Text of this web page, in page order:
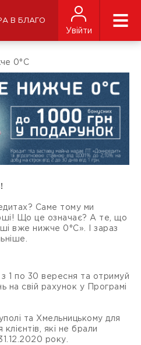
В БЛАГО
Увійти
0°С
Саме тому ми
Що це означає? А те, що
вже нижче 0°С». І зараз
1 по 30 вересня та отримуй
на свій рахунок у Програмі
та Хмельницькому для
клієнтів, які не брали
року.